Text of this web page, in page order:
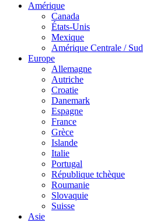
Amérique
Canada
États-Unis
Mexique
Amérique Centrale / Sud
Europe
Allemagne
Autriche
Croatie
Danemark
Espagne
France
Grèce
Islande
Italie
Portugal
République tchèque
Roumanie
Slovaquie
Suisse
Asie